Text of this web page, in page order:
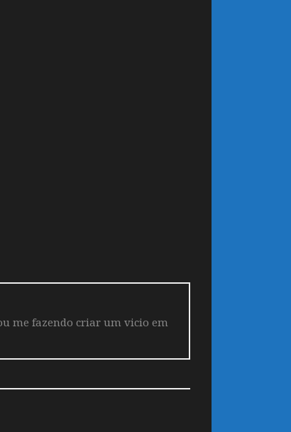
me fazendo criar um vicio em